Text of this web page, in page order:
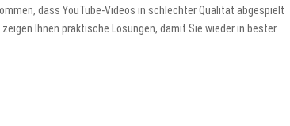
dass YouTube-Videos in schlechter Qualität abgespielt
Ihnen praktische Lösungen, damit Sie wieder in bester